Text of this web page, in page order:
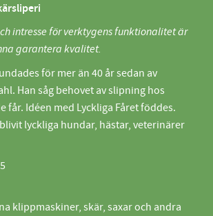
intresse för verktygens funktionalitet är
garantera kvalitet.
för mer än 40 år sedan av
Han såg behovet av slipning hos
får. Idéen med Lyckliga Fåret föddes.
lyckliga hundar, hästar, veterinärer
klippmaskiner, skär, saxar och andra